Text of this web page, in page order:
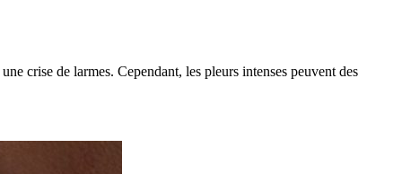
crise de larmes. Cependant, les pleurs intenses peuvent des